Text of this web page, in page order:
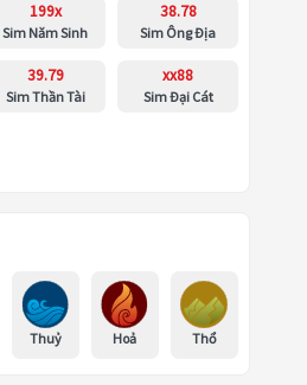
199x
Sim Năm Sinh
38.78
Sim Ông Địa
39.79
Sim Thần Tài
xx88
Sim Đại Cát
Thuỷ Hoả Thổ